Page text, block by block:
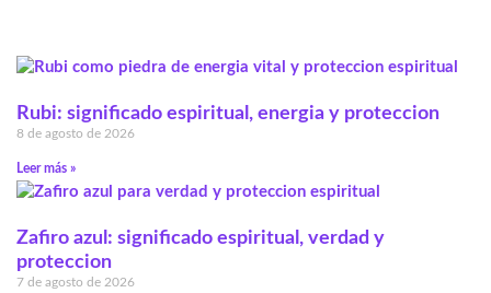
Rubi: significado espiritual, energia y proteccion
8 de agosto de 2026
Leer más »
Zafiro azul: significado espiritual, verdad y
proteccion
7 de agosto de 2026